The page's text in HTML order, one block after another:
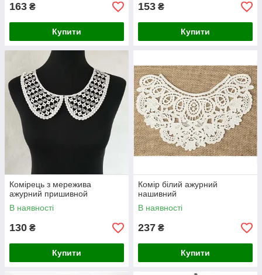
163 ₴
Купити
153 ₴
Купити
Комірець з мережива
ажурний пришивной
В наявності
130 ₴
Купити
Комір білий ажурний
нашивний
В наявності
237 ₴
Купити